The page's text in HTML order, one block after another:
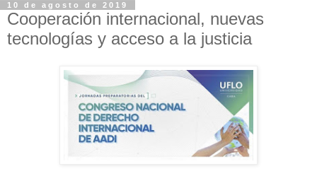
10 de agosto de 2019
Cooperación internacional, nuevas
tecnologías y acceso a la justicia